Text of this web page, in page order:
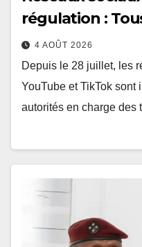
régulation :
4 AOÛT 2026
Depuis le 28 juillet, les
YouTube et TikTok
autorités en charge des